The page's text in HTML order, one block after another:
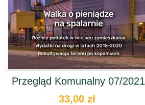
Przegląd Komunalny 07/2021
33,00 zł